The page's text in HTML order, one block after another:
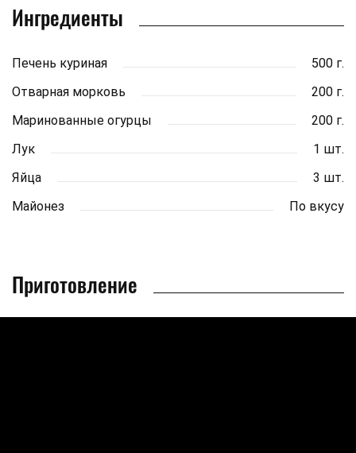
Ингредиенты
Печень куриная
500 г.
Отварная морковь
200 г.
Маринованные огурцы
200 г.
Лук
1 шт.
Яйца
3 шт.
Майонез
По вкусу
Приготовление